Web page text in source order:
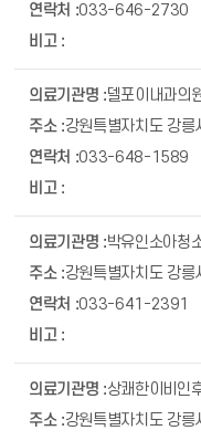
033-646-2730
델포이내과의
강원특별자치도 강
033-648-1589
박유인소아청
강원특별자치도 강
033-641-2391
상쾌한이비인
강원특별자치도 강